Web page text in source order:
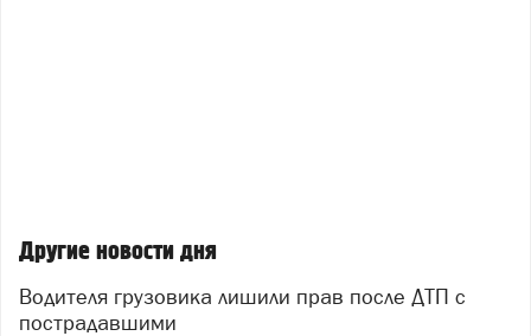
Другие новости дня
Водителя грузовика лишили прав после ДТП с
пострадавшими